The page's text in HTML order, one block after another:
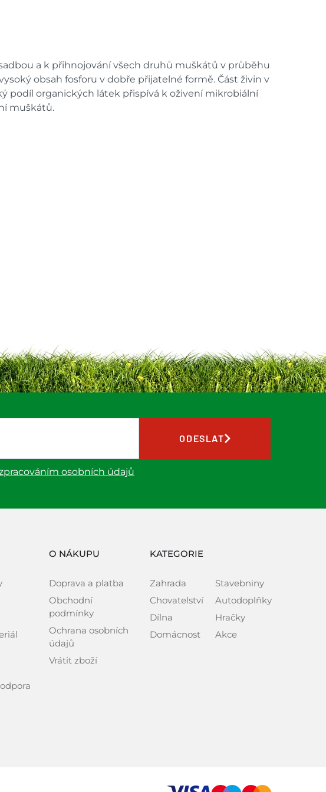
se mohou lišit od cen na e-shopu.
a k přihnojování všech druhů muškátů v průběhu
obsah fosforu v dobře přijatelné formě. Část živin v
podíl organických látek přispívá k oživení mikrobiální
muškátů.
osobních údajů
ODESLAT
O NÁKUPU
Doprava a platba
Obchodní
podmínky
Ochrana osobních
údajů
Vrátit zboží
KATEGORIE
Zahrada
Chovatelství
Dílna
Domácnost
Stavebniny
Autodoplňky
Hračky
Akce